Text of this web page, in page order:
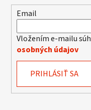
Email
Vložením e-mailu
osobných údajov
PRIHLÁSIŤ SA